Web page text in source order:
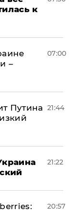
к
–
07:00
Путина 21:44
21:22
20:57